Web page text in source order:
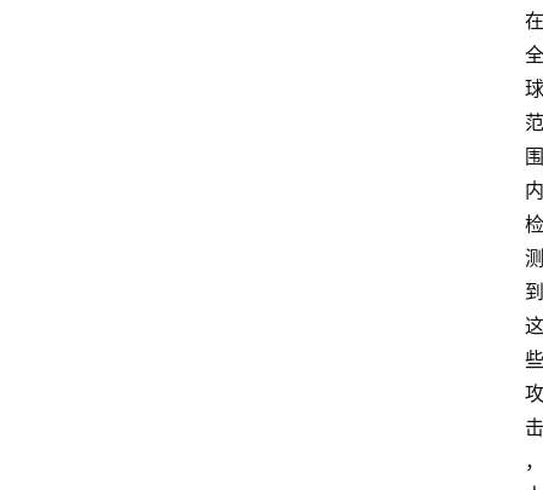
在
全
球
范
围
内
检
测
到
这
些
攻
击
，